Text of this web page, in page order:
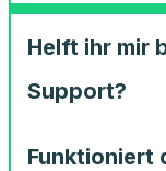
Helft ihr mir
Support?
Funktioniert